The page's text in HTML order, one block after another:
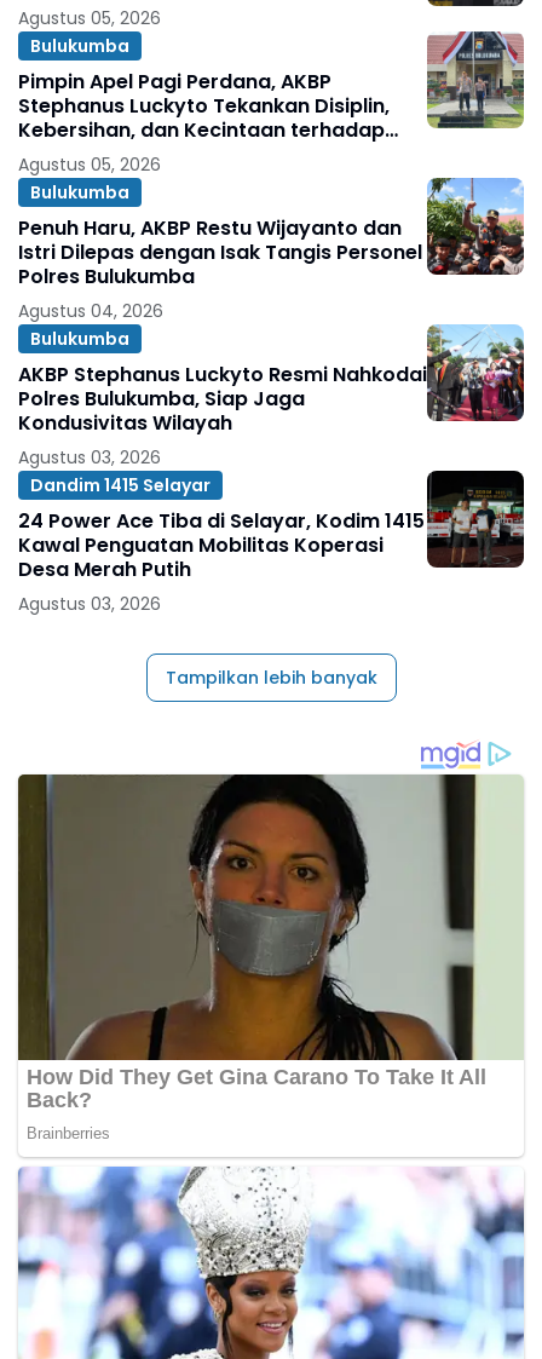
Agustus 05, 2026
Bulukumba
Pimpin Apel Pagi Perdana, AKBP
Stephanus Luckyto Tekankan Disiplin,
Kebersihan, dan Kecintaan terhadap
Organisasi
Agustus 05, 2026
Bulukumba
Penuh Haru, AKBP Restu Wijayanto dan
Istri Dilepas dengan Isak Tangis Personel
Polres Bulukumba
Agustus 04, 2026
Bulukumba
AKBP Stephanus Luckyto Resmi Nahkodai
Polres Bulukumba, Siap Jaga
Kondusivitas Wilayah
Agustus 03, 2026
Dandim 1415 Selayar
24 Power Ace Tiba di Selayar, Kodim 1415
Kawal Penguatan Mobilitas Koperasi
Desa Merah Putih
Agustus 03, 2026
Tampilkan lebih banyak